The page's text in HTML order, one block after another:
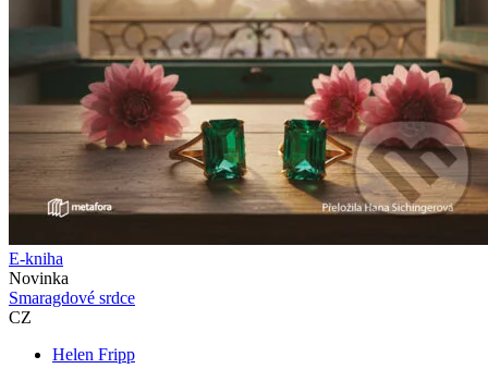
E-kniha
Novinka
Smaragdové srdce
CZ
Helen Fripp